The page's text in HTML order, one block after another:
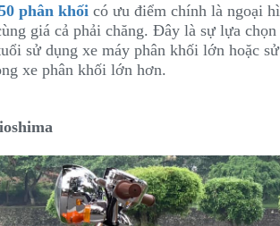
phân khối có ưu điểm chính là ngoại
giá cả phải chăng. Đây là sự lựa
sử dụng xe máy phân khối lớn hoặc
xe phân khối lớn hơn.